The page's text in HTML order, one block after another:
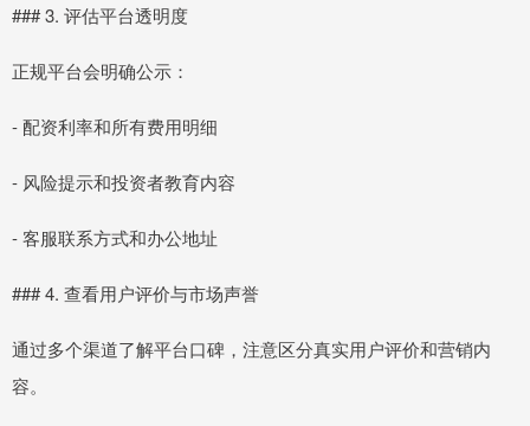
### 3. 评估平台透明度
正规平台会明确公示：
- 配资利率和所有费用明细
- 风险提示和投资者教育内容
- 客服联系方式和办公地址
### 4. 查看用户评价与市场声誉
通过多个渠道了解平台口碑，注意区分真实用户评价和营销内
容。